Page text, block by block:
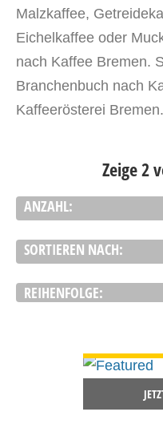
Malzkaffee,
Eichelkaffee oder
nach Kaffee Bremen.
Branchenbuch nach
Kaffeerösterei Bremen.
Zeige 2
ANZAHL:
SORTIEREN NACH:
REIHENFOLGE: